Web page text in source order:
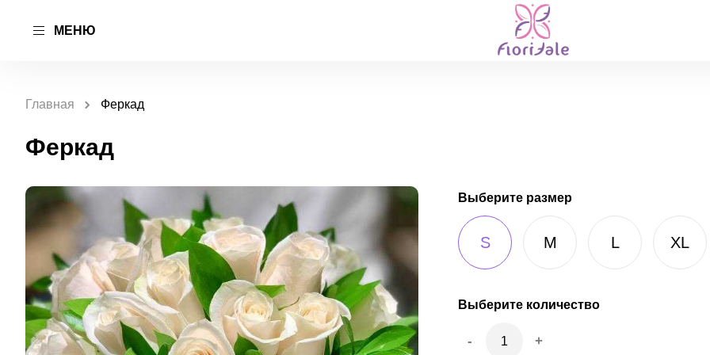
МЕНЮ
Главная Феркад
Феркад
Выберите размер
S M L XL
Выберите количество
- +